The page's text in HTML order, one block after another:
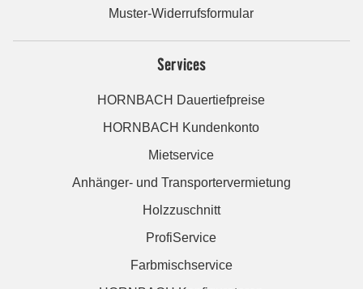
Muster-Widerrufsformular
Services
HORNBACH Dauertiefpreise
HORNBACH Kundenkonto
Mietservice
Anhänger- und Transportervermietung
Holzzuschnitt
ProfiService
Farbmischservice